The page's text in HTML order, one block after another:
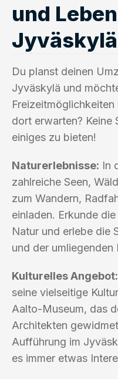
und
Jyväskylä
Du planst deinen
Jyväskylä und
dort erwarten? Keine
einiges zu bieten!
Naturerlebnisse: In
zahlreiche Seen,
zum Wandern,
einladen. Erkunde
Natur und erlebe die
und der umliegenden
Kulturelles Angebot:
seine vielseitige
Aalto-Museum, das
Architekten
Aufführung im
es immer etwas